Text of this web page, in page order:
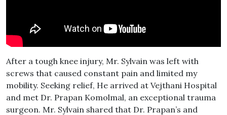
After a tough knee injury, Mr. Sylvain was left with
screws that caused constant pain and limited my
mobility. Seeking relief, He arrived at Vejthani Hospital
and met Dr. Prapan Komolmal, an exceptional trauma
surgeon. Mr. Sylvain shared that Dr. Prapan’s and